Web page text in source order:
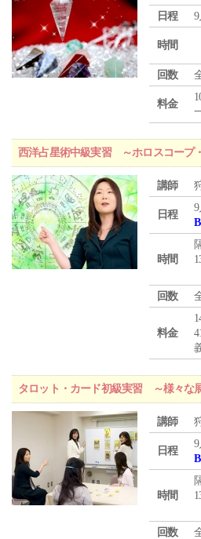
日程 9
時間
回数
料金
西洋占星術中級実習 ～ホロスコープ
講師
日程
9
時間
回数
料金
タロット・カード初級実習 ～様々な
講師
日程
9
時間
回数